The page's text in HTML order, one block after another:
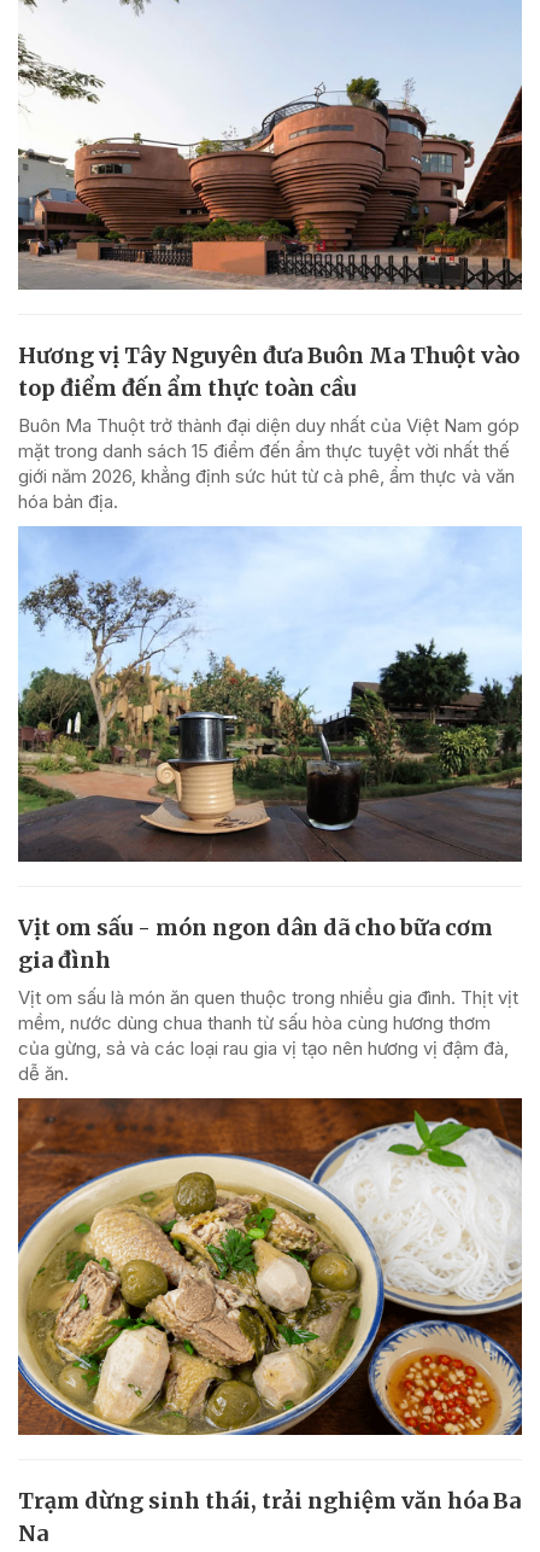
Hương vị Tây Nguyên đưa Buôn Ma Thuột vào
top điểm đến ẩm thực toàn cầu
Buôn Ma Thuột trở thành đại diện duy nhất của Việt Nam góp
mặt trong danh sách 15 điểm đến ẩm thực tuyệt vời nhất thế
giới năm 2026, khẳng định sức hút từ cà phê, ẩm thực và văn
hóa bản địa.
Vịt om sấu - món ngon dân dã cho bữa cơm
gia đình
Vịt om sấu là món ăn quen thuộc trong nhiều gia đình. Thịt vịt
mềm, nước dùng chua thanh từ sấu hòa cùng hương thơm
của gừng, sả và các loại rau gia vị tạo nên hương vị đậm đà,
dễ ăn.
Trạm dừng sinh thái, trải nghiệm văn hóa Ba
Na